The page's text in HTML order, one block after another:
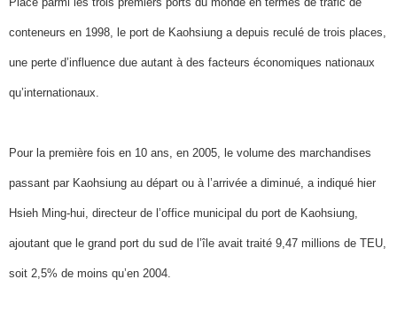
conteneurs en 1998, le port de Kaohsiung a depuis reculé de trois places,
une perte d’influence due autant à des facteurs économiques nationaux
qu’internationaux.
Pour la première fois en 10 ans, en 2005, le volume des marchandises
passant par Kaohsiung au départ ou à l’arrivée a diminué, a indiqué hier
Hsieh Ming-hui, directeur de l’office municipal du port de Kaohsiung,
ajoutant que le grand port du sud de l’île avait traité 9,47 millions de TEU,
soit 2,5% de moins qu’en 2004.